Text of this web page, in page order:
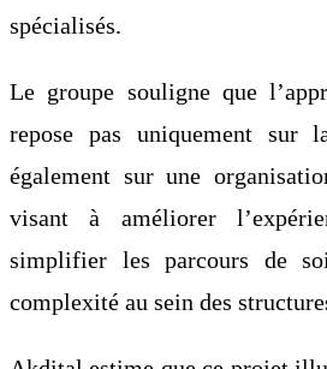
spécialisés.
Le groupe souligne que
repose pas uniquement sur
également sur une
visant à améliorer
simplifier les parcours de
complexité au sein des